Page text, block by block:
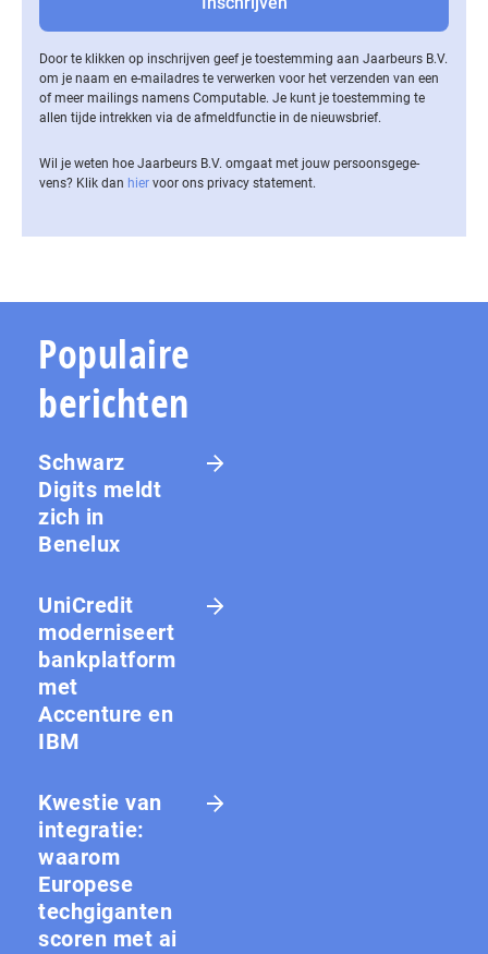
Door te klikken op inschrijven geef je toestemming aan Jaarbeurs B.V.
om je naam en e-mailadres te verwerken voor het verzenden van een
of meer mailings namens Computable. Je kunt je toestemming te
allen tijde intrekken via de af­meld­func­tie in de nieuwsbrief.
Wil je weten hoe Jaarbeurs B.V. omgaat met jouw per­soons­ge­ge­
vens? Klik dan hier voor ons privacy statement.
Populaire
berichten
Schwarz
Digits meldt
zich in
Benelux
UniCredit
moderniseert
bankplatform
met
Accenture en
IBM
Kwestie van
integratie:
waarom
Europese
techgiganten
scoren met ai